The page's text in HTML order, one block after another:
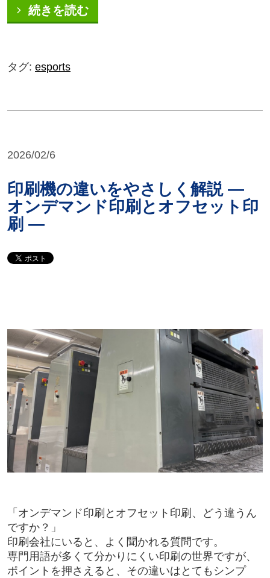
続きを読む
タグ: esports
2026/02/6
印刷機の違いをやさしく解説 ―
オンデマンド印刷とオフセット印
刷 ―
「オンデマンド印刷とオフセット印刷、どう違うん
ですか？」
印刷会社にいると、よく聞かれる質問です。
専門用語が多くて分かりにくい印刷の世界ですが、
ポイントを押さえると、その違いはとてもシンプ